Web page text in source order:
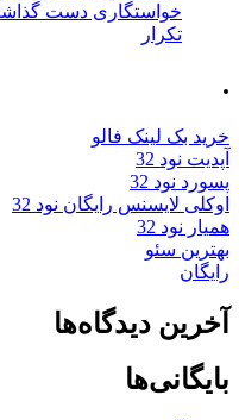
تکرار
.
خرید بک لینک فالو
آپدیت نود 32
پسورد نود 32
اوکلی لایسنس رایگان نود 32
همیار نود 32
بهترین سئو
رایگان
آخرین دیدگاه‌ها
بایگانی‌ها